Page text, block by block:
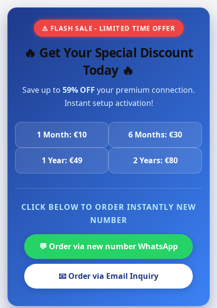
⚠️ FLASH SALE - LIMITED TIME OFFER
🔥 Get Your Special Discount
Today 🔥
Save up to 59% OFF your premium connection.
Instant setup activation!
1 Month: €10 6 Months: €30
1 Year: €49 2 Years: €80
CLICK BELOW TO ORDER INSTANTLY NEW
NUMBER
💬 Order via new number WhatsApp
📧 Order via Email Inquiry